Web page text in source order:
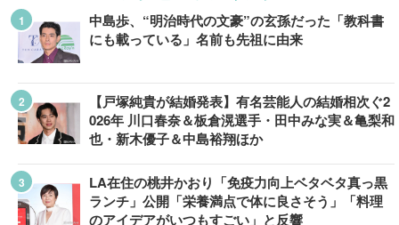
中島歩、“明治時代の文豪”の玄孫だった「教科書
にも載っている」名前も先祖に由来
【戸塚純貴が結婚発表】有名芸能人の結婚相次ぐ2
026年 川口春奈＆板倉滉選手・田中みな実＆亀梨和
也・新木優子＆中島裕翔ほか
LA在住の桃井かおり「免疫力向上ベタベタ真っ黒
ランチ」公開「栄養満点で体に良さそう」「料理
のアイデアがいつもすごい」と反響